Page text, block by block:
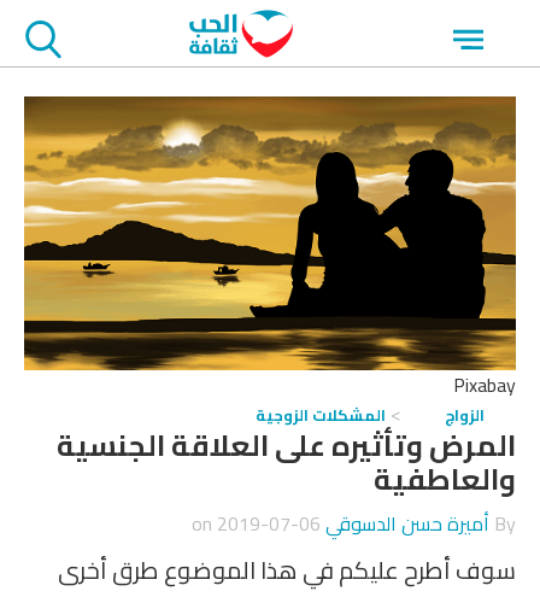
Open
menu
Pixabay
الزواج المشكلات الزوجية
المرض وتأثيره على العلاقة الجنسية
والعاطفية
By أميرة حسن الدسوقي2019-07-06
سوف أطرح عليكم في هذا الموضوع طرق أخرى